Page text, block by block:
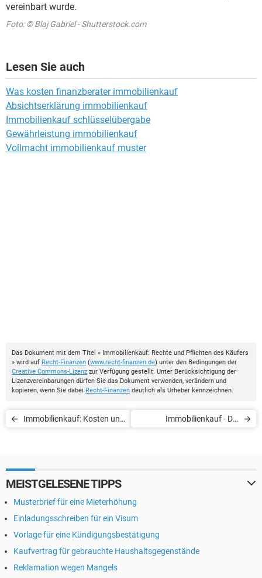
vereinbart wurde.
Foto: © Blaj Gabriel - Shutterstock.com
Lesen Sie auch
Was kosten finanzberater immobilienkauf
Absichtserklärung immobilienkauf
Immobilienkauf schlüsselübergabe
Gewährleistung immobilienkauf
Vollmacht immobilienkauf muster
Das Dokument mit dem Titel « Immobilienkauf: Rechte und Pflichten des Käufers
» wird auf Recht-Finanzen (www.recht-finanzen.de) unter den Bedingungen der
Creative Commons-Lizenz zur Verfügung gestellt. Unter Berücksichtigung der
Lizenzvereinbarungen dürfen Sie das Dokument verwenden, verändern und
kopieren, wenn Sie dabei Recht-Finanzen deutlich als Urheber kennzeichnen.
Immobilienkauf: Kosten und
Immobilienkauf - Die
MEISTGELESENE TIPPS
Musterbrief für eine Mieterhöhung
Einladungsschreiben für ein Visum
Vorlage für eine Kündigungsbestätigung
Kaufvertrag für gebrauchte Haushaltsgegenstände
Reklamation wegen Mangels